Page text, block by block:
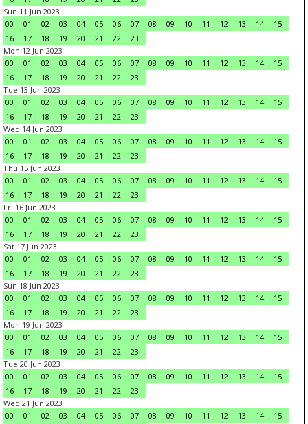
Sun 11 Jun 2023
00
01 02 03 04 05 06 07 08 09 10 11 12 13 14
15
16
17 18 19 20 21 22
23
Mon 12 Jun 2023
00
01 02 03 04 05 06 07 08 09 10 11 12 13 14
15
16
17 18 19 20 21 22
23
Tue 13 Jun 2023
00
01 02 03 04 05 06 07 08 09 10 11 12 13 14
15
16
17 18 19 20 21 22
23
Wed 14 Jun 2023
00
01 02 03 04 05 06 07 08 09 10 11 12 13 14
15
16
17 18 19 20 21 22
23
Thu 15 Jun 2023
00
01 02 03 04 05 06 07 08 09 10 11 12 13 14
15
16
17 18 19 20 21 22
23
Fri 16 Jun 2023
00
01 02 03 04 05 06 07 08 09 10 11 12 13 14
15
16
17 18 19 20 21 22
23
Sat 17 Jun 2023
00
01 02 03 04 05 06 07 08 09 10 11 12 13 14
15
16
17 18 19 20 21 22
23
Sun 18 Jun 2023
00
01 02 03 04 05 06 07 08 09 10 11 12 13 14
15
16
17 18 19 20 21 22
23
Mon 19 Jun 2023
00
01 02 03 04 05 06 07 08 09 10 11 12 13 14
15
16
17 18 19 20 21 22
23
Tue 20 Jun 2023
00
01 02 03 04 05 06 07 08 09 10 11 12 13 14
15
16
17 18 19 20 21 22
23
Wed 21 Jun 2023
00
01 02 03 04 05 06 07 08 09 10 11 12 13 14
15